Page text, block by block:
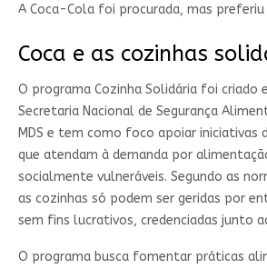
A Coca-Cola foi procurada, mas preferiu
Coca e as cozinhas
O programa Cozinha Solidária foi criado
Secretaria Nacional de Segurança
MDS e tem como foco apoiar iniciativas
que atendam à demanda por
socialmente vulneráveis. Segundo as
as cozinhas só podem ser geridas por
sem fins lucrativos, credenciadas junto
O programa busca fomentar práticas